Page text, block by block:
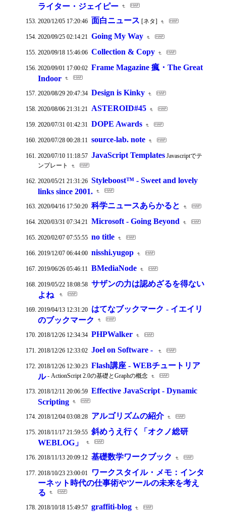
ライター・ジェイピー
2020/12/05 17:20:46 面白ニュース [ネタ]
2020/09/25 02:14:21 Going My Way
2020/09/18 15:46:06 Collection & Copy
2020/09/01 17:00:02 Frame Magazine 瘋・The Great
Indoor
2020/08/29 20:47:34 Design is Kinky
2020/08/06 21:31:21 ASTEROID#45
2020/07/31 01:42:31 DOPE Awards
2020/07/28 00:28:11 source-lab. note
2020/07/10 11:18:57 JavaScript Templates Javascriptでテ
ンプレート
2020/05/21 21:31:26 Styleboost™ - Sweet and lovely
links since 2001.
2020/04/16 17:50:20 科学ニュースあらかると
2020/03/31 07:34:21 Microsoft - Going Beyond
2020/02/07 07:55:55 no title
2019/12/07 06:44:00 nisshi.yugop
2019/06/26 05:46:11 BMediaNode
2019/05/22 18:08:58 サザンの力は認めざるを得ない
よね
2019/04/13 12:31:20 はてなブックマーク - イエイリ
のブックマーク
2018/12/26 12:34:34 PHPWalker
2018/12/26 12:33:02 Joel on Software -
2018/12/26 12:30:23 Flash講座 - WEBチュートリア
ル - ActionScript 2.0の基礎とGraphの概念
2018/12/11 20:06:59 Effective JavaScript - Dynamic
Scripting
2018/12/04 03:08:28 アルゴリズムの紹介
2018/11/17 21:59:55 斜めうえ行く「オクノ総研
WEBLOG」
2018/11/13 20:09:12 基礎数学ワークブック
2018/10/23 23:00:01 ワークスタイル・メモ：インタ
ーネット時代の仕事術やツールの未来を考え
る
2018/10/18 15:49:57 graffiti-blog